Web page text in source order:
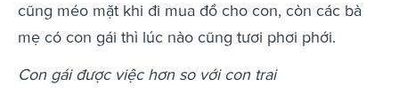
cũng méo mặt khi đi mua đồ cho con, còn các bà
mẹ có con gái thì lúc nào cũng tươi phơi phới.
Con gái được việc hơn so với con trai